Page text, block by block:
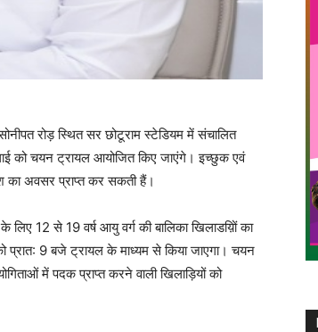
रोड़ स्थित सर छोटूराम स्टेडियम में संचालित
को चयन ट्रायल आयोजित किए जाएंगे। इच्छुक एवं
का अवसर प्राप्त कर सकती हैं।
लिए 12 से 19 वर्ष आयु वर्ग की बालिका खिलाडय़िों का
प्रात: 9 बजे ट्रायल के माध्यम से किया जाएगा। चयन
में पदक प्राप्त करने वाली खिलाड़ियों को